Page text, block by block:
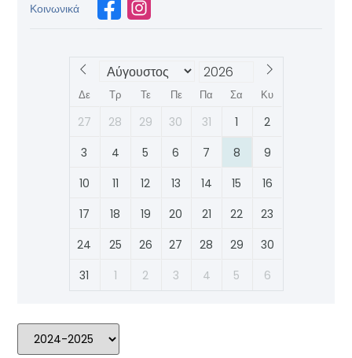
Κοινωνικά
Δε Τρ Τε Πε Πα Σα Κυ
27 28 29 30 31 1
2
3
4 5 6 7 8
9
10
11 12 13 14 15
16
17
18 19 20 21 22
23
24
25 26 27 28 29
30
31
1 2 3 4 5 6